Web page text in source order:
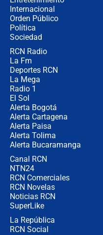
Internacional
Orden Público
Política
Sociedad
RCN Radio
La Fm
Deportes RCN
La Mega
Radio 1
El Sol
Alerta Bogotá
Alerta Cartagena
Alerta Paisa
Alerta Tolima
Alerta Bucaramanga
Canal RCN
NTN24
RCN Comerciales
RCN Novelas
Noticias RCN
SuperLike
La República
RCN Social